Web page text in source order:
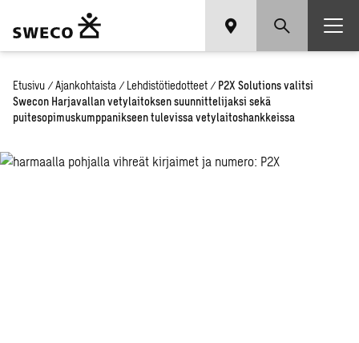
Etusivu / Ajankohtaista / Lehdistötiedotteet / P2X Solutions valitsi
Swecon Harjavallan vetylaitoksen suunnittelijaksi sekä
puitesopimuskumppanikseen tulevissa vetylaitoshankkeissa